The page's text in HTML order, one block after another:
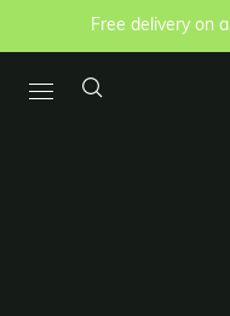
Free delivery on